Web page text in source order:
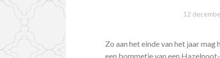
12
Zo aan het einde van het jaar
een bommetje van een